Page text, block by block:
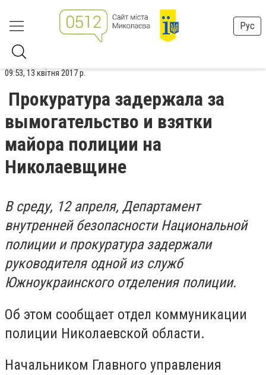
Рус
09:53, 13 квітня 2017 р.
Прокуратура задержала за
вымогательство и взятки
майора полиции на
Николаевщине
В среду, 12 апреля, Департамент
внутренней безопасности Национальной
полиции и прокуратура задержали
руководителя одной из служб
Южноукраинского отделения полиции.
Об этом сообщает отдел коммуникации
полиции Николаевской области.
Начальником Главного управления